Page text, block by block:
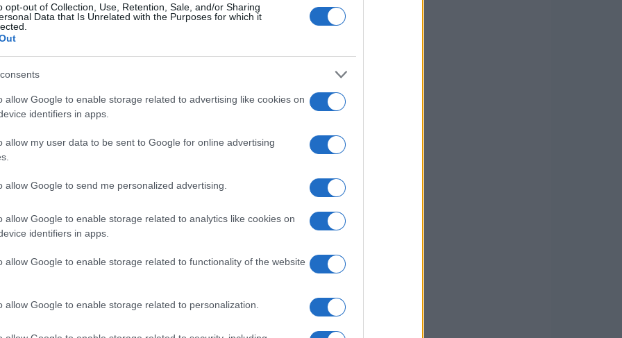
opt-out of Collection, Use, Retention, Sale, and/or Sharing
Data that Is Unrelated with the Purposes for which it
allow Google to enable storage related to advertising like cookies on
identifiers in apps.
allow my user data to be sent to Google for online advertising
allow Google to send me personalized advertising.
allow Google to enable storage related to analytics like cookies on
identifiers in apps.
allow Google to enable storage related to functionality of the website
allow Google to enable storage related to personalization.
stijging van diefstallen uit gymlockers, waarbij
is op zoek naar de ‘elegante dief’, wat
verschillende vormen kan manifesteren in
roept vragen op over veiligheid en de
Wat zegt dit over onze samenleving
aan bepaalde standaarden?